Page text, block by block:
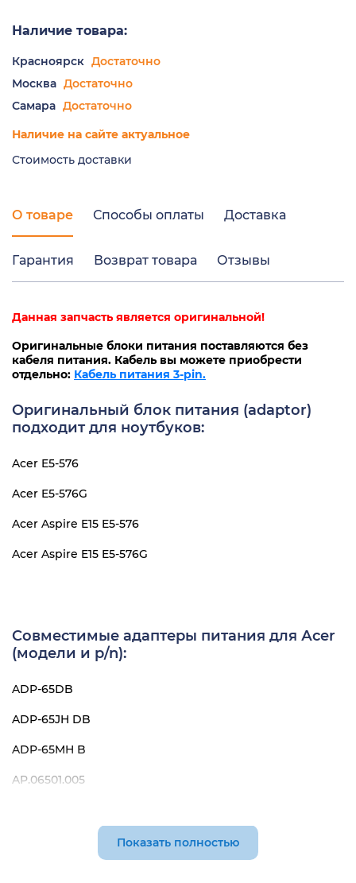
Наличие товара:
Красноярск Достаточно
Москва Достаточно
Самара Достаточно
Наличие на сайте актуальное
Стоимость доставки
О товаре Способы оплаты Доставка
Гарантия Возврат товара Отзывы
Данная запчасть является оригинальной!
Оригинальные блоки питания поставляются без
кабеля питания. Кабель вы можете приобрести
отдельно: Кабель питания 3-pin.
Оригинальный блок питания (adaptor)
подходит для ноутбуков:
Acer E5-576
Acer E5-576G
Acer Aspire E15 E5-576
Acer Aspire E15 E5-576G
Совместимые адаптеры питания для Аcer
(модели и p/n):
ADP-65DB
ADP-65JH DB
ADP-65MH B
AP.06501.005
Показать полностью